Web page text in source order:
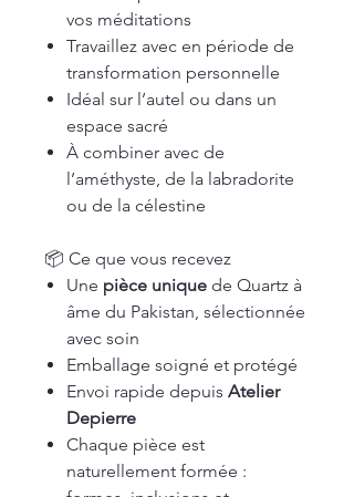
vos méditations
Travaillez avec en période de
transformation personnelle
Idéal sur l’autel ou dans un
espace sacré
À combiner avec de
l’améthyste, de la labradorite
ou de la célestine
📦 Ce que vous recevez
Une pièce unique de Quartz à
âme du Pakistan, sélectionnée
avec soin
Emballage soigné et protégé
Envoi rapide depuis Atelier
Depierre
Chaque pièce est
naturellement formée :